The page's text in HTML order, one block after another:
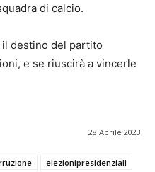
di calcio.
destino del partito
e se riuscirà a vincerle
28 Aprile 2023
elezionipresidenziali